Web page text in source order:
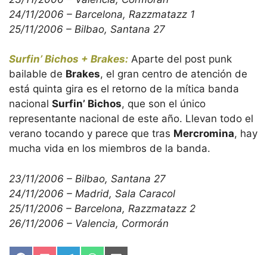
24/11/2006 – Barcelona, Razzmatazz 1
25/11/2006 – Bilbao, Santana 27
Surfin’ Bichos + Brakes: Aparte del post punk
bailable de Brakes, el gran centro de atención de
está quinta gira es el retorno de la mítica banda
nacional Surfin’ Bichos, que son el único
representante nacional de este año. Llevan todo el
verano tocando y parece que tras Mercromina, hay
mucha vida en los miembros de la banda.
23/11/2006 – Bilbao, Santana 27
24/11/2006 – Madrid, Sala Caracol
25/11/2006 – Barcelona, Razzmatazz 2
26/11/2006 – Valencia, Cormorán